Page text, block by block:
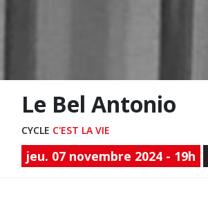
Le Bel Antonio
CYCLE C'EST LA VIE
jeu. 07 novembre 2024 - 19h